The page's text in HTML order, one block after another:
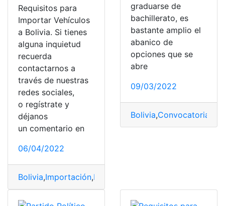
Requisitos para
Importar Vehículos
a Bolivia. Si tienes
alguna inquietud
recuerda
contactarnos a
través de nuestras
redes sociales,
o regístrate y
déjanos
un comentario en
06/04/2022
Bolivia,Importación,Requisitos
graduarse de
bachillerato, es
bastante amplio el
abanico de
opciones que se
abre
09/03/2022
Bolivia,Convocatorias